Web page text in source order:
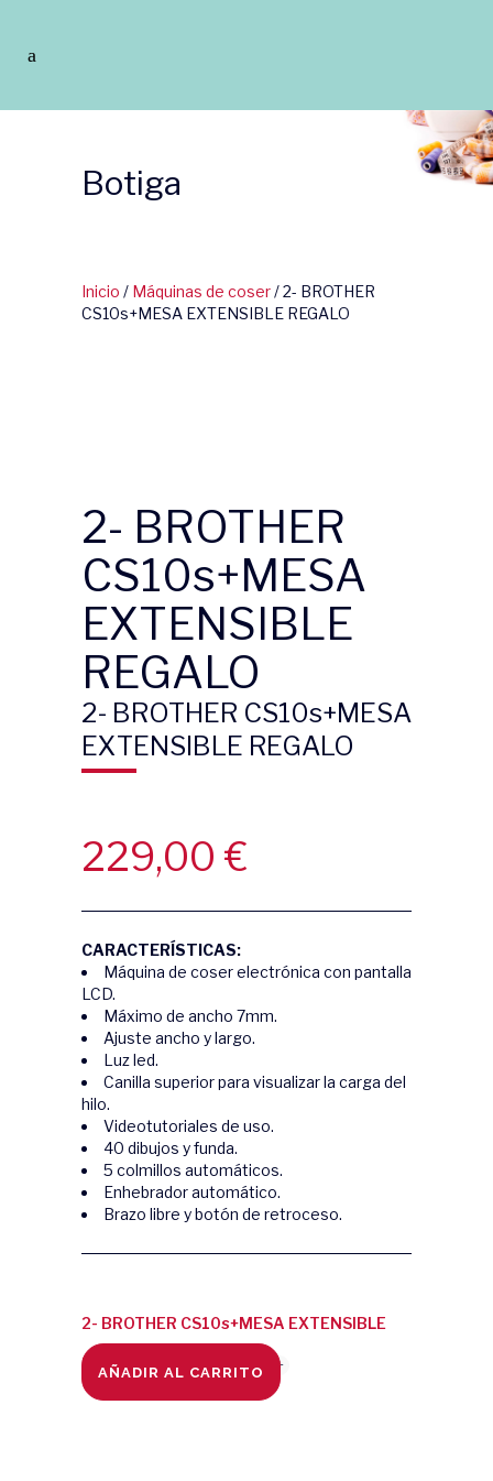
Botiga
Inicio / Máquinas de coser/ 2- BROTHER
CS10s+MESA EXTENSIBLE REGALO
2- BROTHER
CS10s+MESA
EXTENSIBLE
REGALO
2- BROTHER CS10s+MESA
EXTENSIBLE REGALO
229,00 €
CARACTERÍSTICAS:
Máquina de coser electrónica con pantalla
LCD.
Máximo de ancho 7mm.
Ajuste ancho y largo.
Luz led.
Canilla superior para visualizar la carga del
hilo.
Videotutoriales de uso.
40 dibujos y funda.
5 colmillos automáticos.
Enhebrador automático.
Brazo libre y botón de retroceso.
2- BROTHER CS10s+MESA EXTENSIBLE
REGALO quantity
AÑADIR AL CARRITO